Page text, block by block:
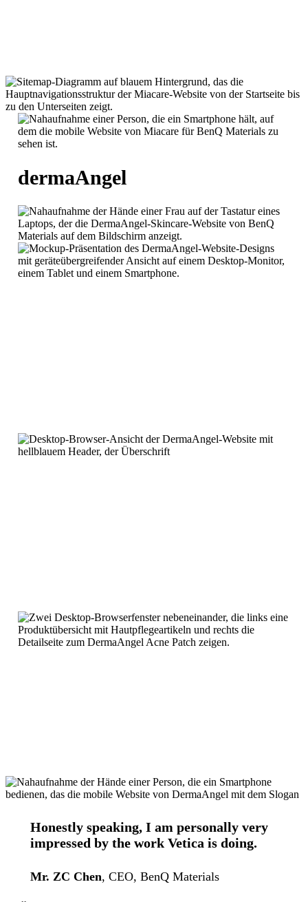
dermaAngel
Honestly speaking, I am personally very
impressed by the work Vetica is doing.
Mr. ZC Chen, CEO, BenQ Materials